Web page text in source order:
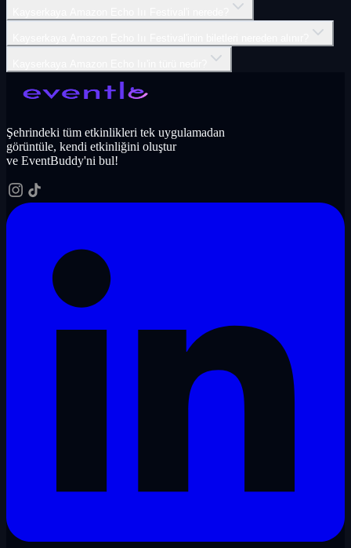
Şehrindeki tüm etkinlikleri tek uygulamadan
görüntüle, kendi etkinliğini oluştur
ve EventBuddy'ni bul!